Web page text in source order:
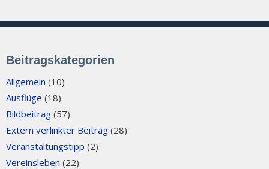
Beitragskategorien
Allgemein (10)
Ausflüge (18)
Bildbeitrag (57)
Extern verlinkter Beitrag (28)
Veranstaltungstipp (2)
Vereinsleben (22)